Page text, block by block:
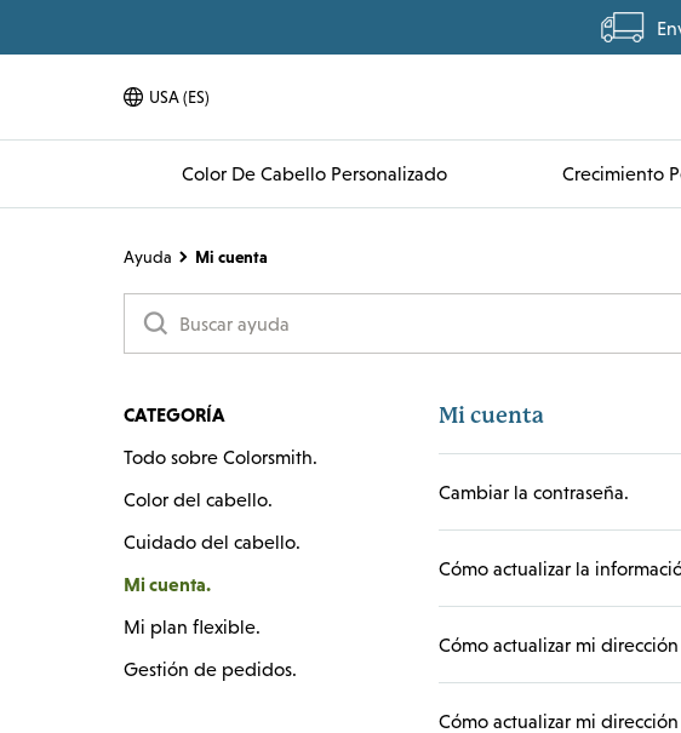
USA (ES)
Menú Desplegable De Idiomas
Color De Cabello Personalizado Crecimiento
Ayuda Mi cuenta
CATEGORÍA
Todo sobre Colorsmith.
Color del cabello.
Cuidado del cabello.
Mi cuenta.
Mi plan flexible.
Gestión de pedidos.
Mi cuenta
Cambiar la contraseña.
Cómo actualizar la
Cómo actualizar mi
Cómo actualizar mi